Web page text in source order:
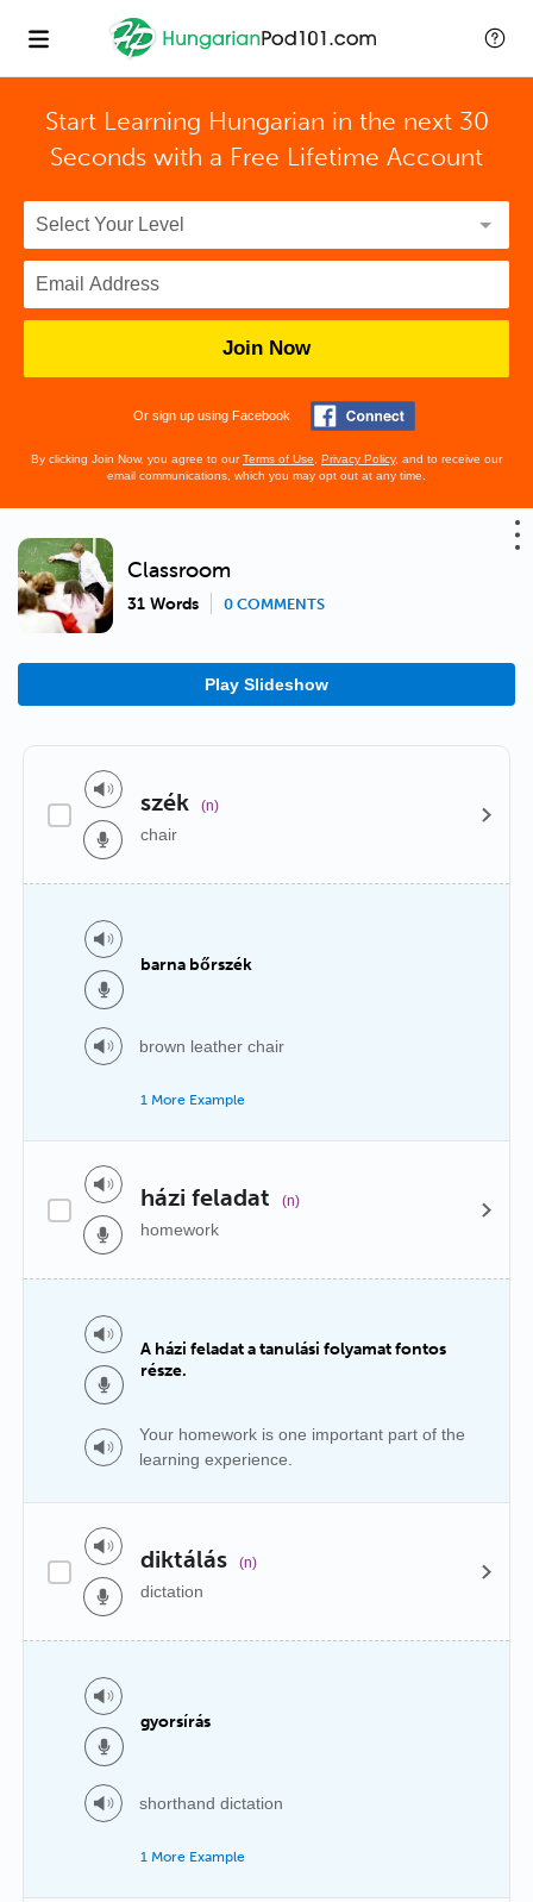
Start Learning Hungarian in the next 30
Seconds with a Free Lifetime Account
Join Now
Or sign up using Facebook
By clicking Join Now, you agree to ourTerms of Use Privacy Policy, and to receive our
email communications, which you may opt out at any time.
Classroom
31 Words 0 COMMENTS
Play Slideshow
szék (n)
chair
barna bőrszék
brown leather chair
1 More Example
házi feladat (n)
homework
A házi feladat a tanulási folyamat fontos
része.
Your homework is one important part of the
learning experience.
diktálás (n)
dictation
gyorsírás
shorthand dictation
1 More Example